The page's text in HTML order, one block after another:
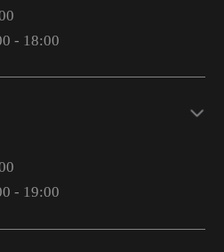
- 18:00
- 19:00